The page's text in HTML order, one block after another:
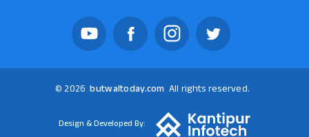
© 2026 butwaltoday.com All rights reserved.
Design & Developed By: